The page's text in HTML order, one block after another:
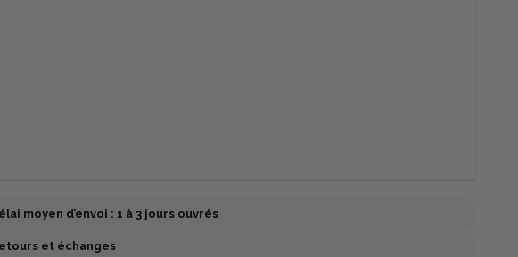
moyen d’envoi : 1 à 3 jours ouvrés
et échanges